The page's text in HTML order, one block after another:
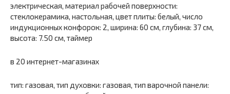
электрическая, материал рабочей поверхности:
стеклокерамика, настольная, цвет плиты: белый, число
индукционных конфорок: 2, ширина: 60 см, глубина: 37 см,
высота: 7.50 см, таймер
в 20 интернет-магазинах
тип: газовая, тип духовки: газовая, тип варочной панели: